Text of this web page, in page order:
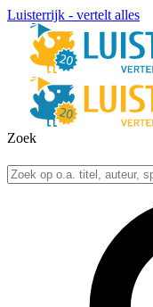
Luisterrijk - vertelt alles
Zoek